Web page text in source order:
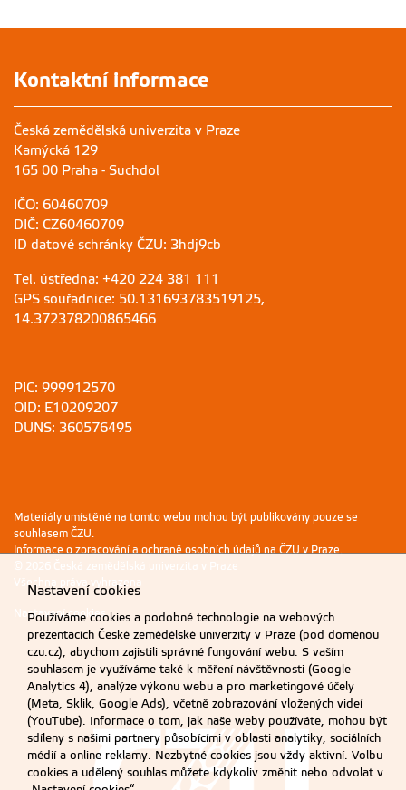
Kontaktní informace
Česká zemědělská univerzita v Praze
Kamýcká 129
165 00 Praha - Suchdol
IČO: 60460709
DIČ: CZ60460709
ID datové schránky ČZU: 3hdj9cb
Tel. ústředna: +420 224 381 111
GPS souřadnice: 50.131693783519125,
14.372378200865466
PIC: 999912570
OID: E10209207
DUNS: 360576495
Materiály umístěné na tomto webu mohou být publikovány pouze se
souhlasem ČZU.
Informace o zpracování a ochraně osobních údajů na ČZU v Praze.
© 2026 Česká zemědělská univerzita v Praze
Všechna práva vyhrazena
Nastavení cookies
Nastavení cookies
Používáme cookies a podobné technologie na webových
prezentacích České zemědělské univerzity v Praze (pod doménou
czu.cz), abychom zajistili správné fungování webu. S vaším
souhlasem je využíváme také k měření návštěvnosti (Google
Analytics 4), analýze výkonu webu a pro marketingové účely
(Meta, Sklik, Google Ads), včetně zobrazování vložených videí
(YouTube). Informace o tom, jak naše weby používáte, mohou být
sdíleny s našimi partnery působícími v oblasti analytiky, sociálních
médií a online reklamy. Nezbytné cookies jsou vždy aktivní. Volbu
cookies a udělený souhlas můžete kdykoliv změnit nebo odvolat v